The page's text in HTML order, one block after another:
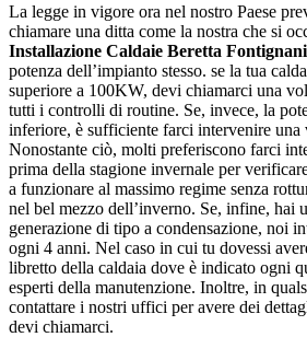
La legge in vigore ora nel nostro Paese
chiamare una ditta come la nostra che si
Installazione Caldaie Beretta Fontignani
potenza dell’impianto stesso. se la tua
superiore a 100KW, devi chiamarci una
tutti i controlli di routine. Se, invece, la
inferiore, è sufficiente farci intervenire una
Nonostante ciò, molti preferiscono farci
prima della stagione invernale per
a funzionare al massimo regime senza
nel bel mezzo dell’inverno. Se, infine, hai
generazione di tipo a condensazione, noi
ogni 4 anni. Nel caso in cui tu dovessi
libretto della caldaia dove è indicato ogni
esperti della manutenzione. Inoltre, in
contattare i nostri uffici per avere dei
devi chiamarci.